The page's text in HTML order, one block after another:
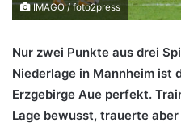
IMAGO / foto2press
Nur zwei Punkte aus drei
Niederlage in Mannheim ist
Erzgebirge Aue perfekt.
Lage bewusst, trauerte